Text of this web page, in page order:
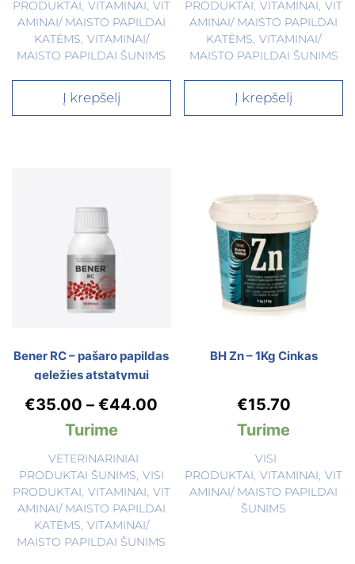
PRODUKTAI VITAMINAI VIT
AMINAI/ MAISTO PAPILDAI
KATĖMS VITAMINAI/
MAISTO PAPILDAI ŠUNIMS
Į krepšelį
PRODUKTAI VITAMINAI VIT
AMINAI/ MAISTO PAPILDAI
KATĖMS VITAMINAI/
MAISTO PAPILDAI ŠUNIMS
Į krepšelį
Bener RC – pašaro papildas
geležies atstatymui
€35.00 – €44.00
Turime
VETERINARINIAI
PRODUKTAI ŠUNIMS VISI
PRODUKTAI VITAMINAI VIT
AMINAI/ MAISTO PAPILDAI
KATĖMS VITAMINAI/
MAISTO PAPILDAI ŠUNIMS
BH Zn – 1Kg Cinkas
€15.70
Turime
VISI
PRODUKTAI VITAMINAI VIT
AMINAI/ MAISTO PAPILDAI
ŠUNIMS